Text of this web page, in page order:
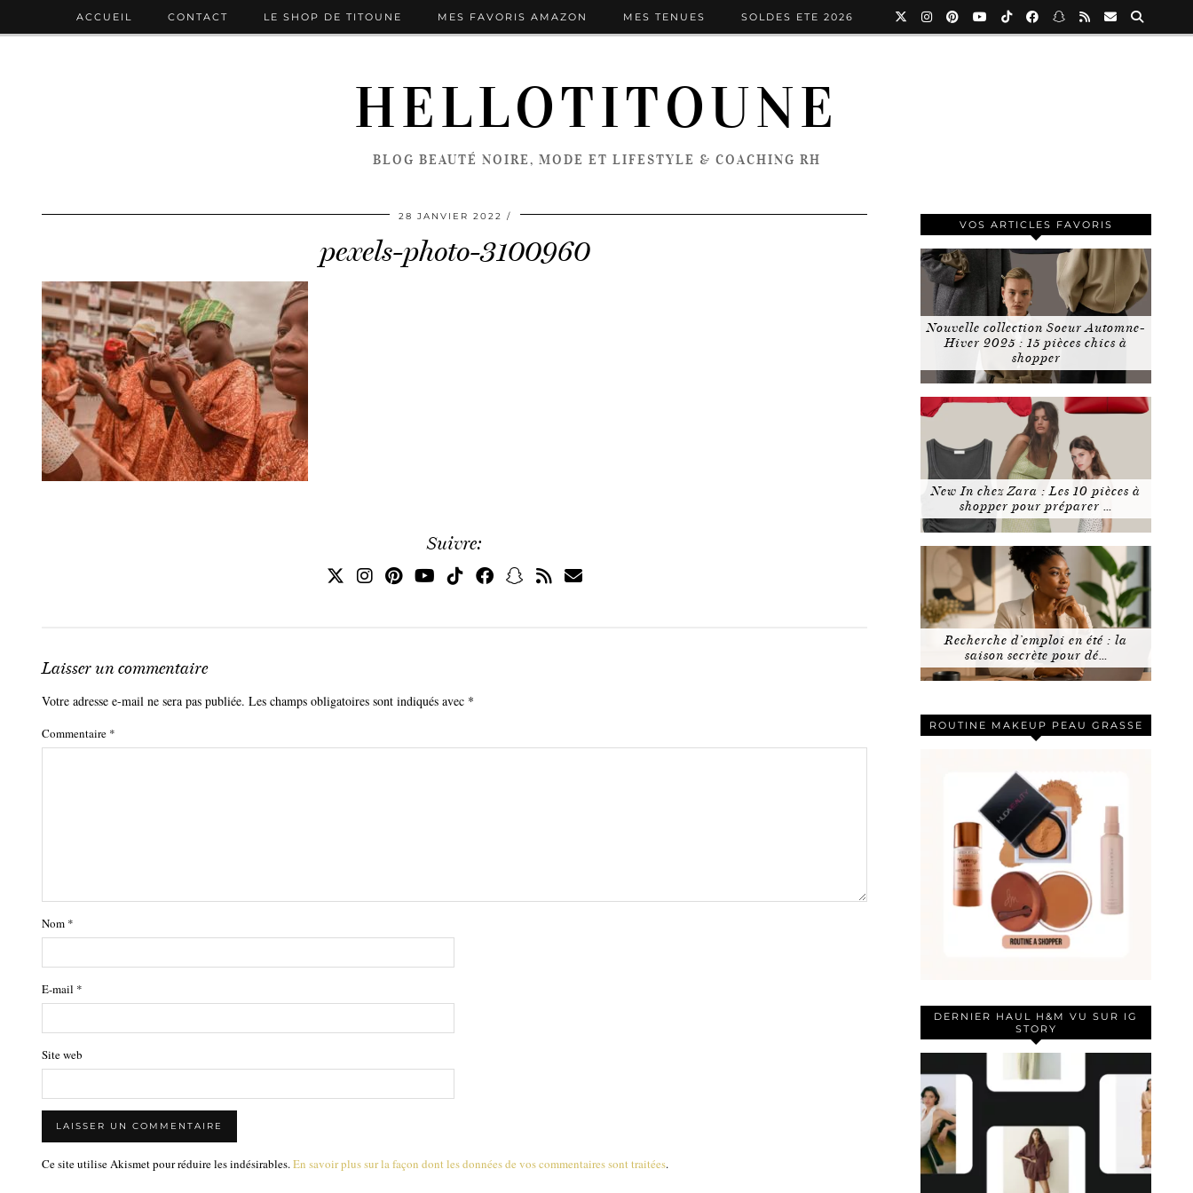
HELLOTITOUNE
BLOG BEAUTÉ NOIRE, MODE ET LIFESTYLE & COACHING RH
ACCUEIL CONTACT LE SHOP DE TITOUNE MES FAVORIS AMAZON MES TENUES SOLDES ETE 2026
28 JANVIER 2022
pexels-photo-3100960
Suivre:
Laisser un commentaire
Votre adresse e-mail ne sera pas publiée. Les champs obligatoires sont indiqués avec *
Commentaire *
Nom *
E-mail *
Site web
Ce site utilise Akismet pour réduire les indésirables. En savoir plus sur la façon dont les données de vos commentaires sont traitées.
VOS ARTICLES FAVORIS
Nouvelle collection Soeur Automne-
Hiver 2025 : 15 pièces chics à
shopper
New In chez Zara : Les 10 pièces à
shopper pour préparer …
Recherche d’emploi en été : la
saison secrète pour dé…
ROUTINE MAKEUP PEAU GRASSE
DERNIER HAUL H&M VU SUR IG
STORY